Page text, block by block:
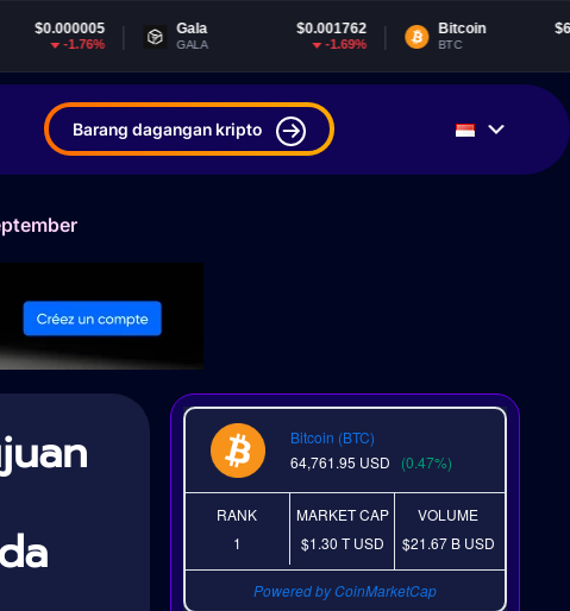
Gala $0.001762
GALA
Bitcoin $64,761.95
BTC
Barang dagangan kripto
Bitcoin (BTC)
64,761.95 USD (0.47%)
RANK
1
MARKET CAP
$1.30 TUSD
VOLUME
$21.67 B USD
Powered by CoinMarketCap